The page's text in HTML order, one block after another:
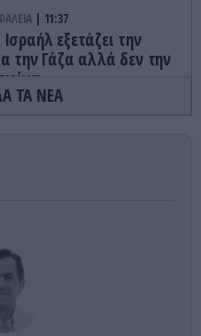
11:37
εξετάζει την
την Γάζα αλλά δεν την
“είναι καλά”»
με γαλάζιο μπικίνι
περισσότερο σήμερα
ΤΑ ΝΕΑ